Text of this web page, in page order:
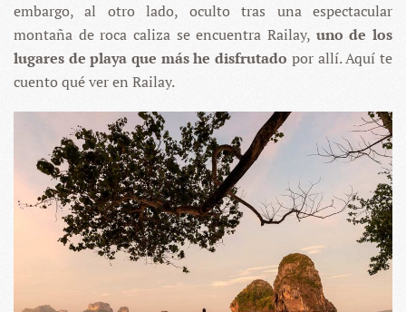
embargo, al otro lado, oculto tras una espectacular
montaña de roca caliza se encuentra Railay, uno de los
lugares de playa que más he disfrutado por allí. Aquí te
cuento qué ver en Railay.